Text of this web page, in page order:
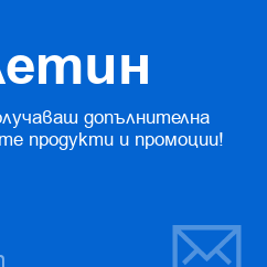
допълнителна
продукти и промоции!